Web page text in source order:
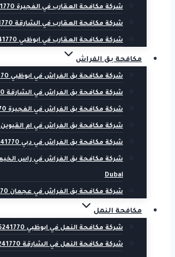
شركة مكافحة العقارب في الفجيرة 0555241770 Sharja Dubai
شركة مكافحة العقارب في الشارقة 0555241770 Sharja Dubai
شركة مكافحة العقارب في ابوظبي 0555241770 Sharja Dubai
مكافحة بق الفراش
شركة مكافحة بق الفراش في ابوظبي 0555241770 Sharja Dubai
شركة مكافحة بق الفراش في الشارقة 0555241770 Sharja Dubai
شركة مكافحة بق الفراش في الفجيرة 0555241770 Sharja Dubai
شركة مكافحة بق الفراش في ام القيوين 0555241770 Sharja Dubai
شركة مكافحة بق الفراش في دبي 0555241770 Sharja Dubai
Dubai
شركة مكافحة بق الفراش في عجمان 0555241770 Sharja Dubai
مكافحة النمل
شركة مكافحة النمل في ابوظبي 0555241770 Sharja Dubai
شركة مكافحة النمل في الشارقة 0555241770 Sharja Dubai